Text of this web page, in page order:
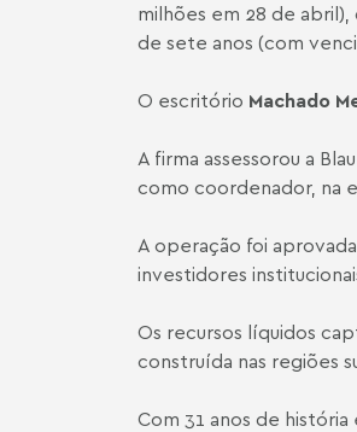
milhões em 28 de
de sete anos (com
O escritório Machado
A firma assessorou a
como coordenador, na
A operação foi
investidores
Os recursos líquidos
construída nas regiões
Com 31 anos de